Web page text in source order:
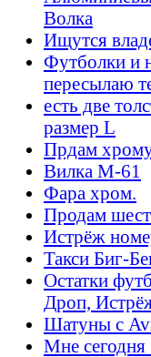
Волка
Ищутся
Футболки и
пересылаю
есть две
размер L
Прдам
Вилка М-61
Фара хром.
Продам
Истрёж
Такси Биг-
Остатки
Дроп,
Шатуны с
Мне сегодня